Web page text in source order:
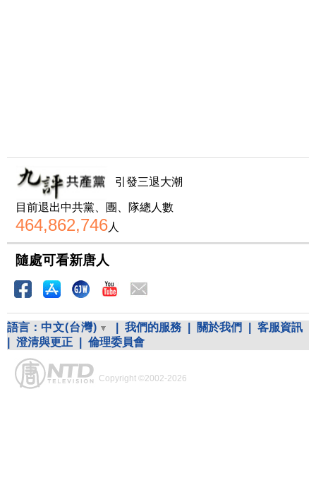
引發三退大潮
目前退出中共黨、團、隊總人數
464,862,746人
隨處可看新唐人
語言： 中文(台灣) 我們的服務 關於我們
客服資訊
澄清與更正 倫理委員會
Copyright ©2002-2026